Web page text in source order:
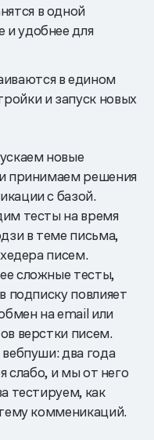
в одной
и удобнее для
в едином
и запуск новых
новые
принимаем решения
с базой.
тесты на время
в теме письма,
писем.
сложные тесты,
подписку повлияет
на email или
верстки писем.
два года
слабо, и мы от него
тестируем, как
комменикаций.